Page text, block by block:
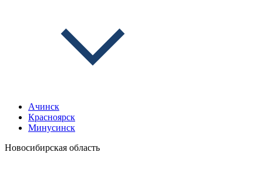
Ачинск
Красноярск
Минусинск
Новосибирская область